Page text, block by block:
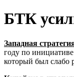
БТК
Западная
году по
который был слабо